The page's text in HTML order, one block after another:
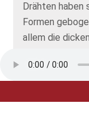
Drähten haben
Formen
allem die
F:Ja, und weil